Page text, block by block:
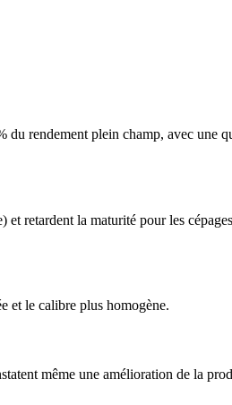
du rendement plein champ, avec une
retardent la maturité pour les
et le calibre plus homogène.
même une amélioration de la